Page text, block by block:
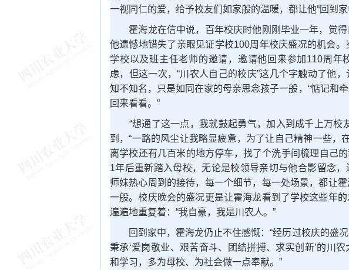
一视同仁的爱，给予校友们如家般的温暖，都让他“回到
霍海龙在信中说，百年校庆时他刚刚毕业一年，觉得
他遗憾地错失了亲眼见证学校100周年校庆盛况的机会
学校以及班主任老师的邀请，邀请他回来参加110周年
虑，但这一次，“川农人自己的校庆”这几个字触动了他
知不知名，只是如同在家的母亲思念孩子一般，“惦记和
回来看看。”
“想通了这一点，我就鼓起勇气，加入到成千上万校
到，“一路的风尘让我略显疲惫，为了让自己精神一些，
离学校还有几百米的地方停车，找了个洗手间梳理自己
1年后重新踏入母校，无论是校领导亲切与他合影留念
师妹热心周到的接待，每一个细节，每一处场景，都让
一般。校庆晚会的盛况更是让霍海龙看到了学校这些年
遍遍地重复着：“我自豪，我是川农人。”
回到家中，霍海龙仍止不住感慨：“经历过校庆的盛况
秉承‘爱岗敬业、艰苦奋斗、团结拼搏、求实创新’的川
和学习，多为母校、为社会做一点奉献。”